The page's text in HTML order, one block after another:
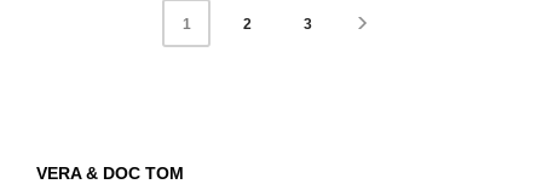
1 2 3
VERA & DOC TOM